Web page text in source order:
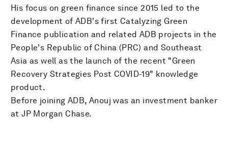
His focus on green finance since 2015 led to the
development of ADB's first Catalyzing Green
Finance publication and related ADB projects in the
People's Republic of China (PRC) and Southeast
Asia as well as the launch of the recent "Green
Recovery Strategies Post COVID-19" knowledge
product.
Before joining ADB, Anouj was an investment banker
at JP Morgan Chase.